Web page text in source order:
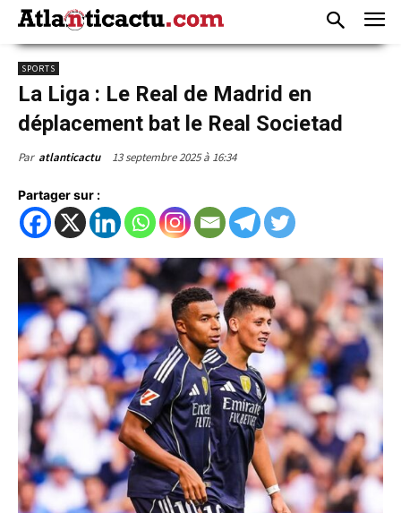
SPORTS
La Liga : Le Real de Madrid en
déplacement bat le Real Societad
Par atlanticactu 13 septembre 2025 à 16:34
Partager sur :